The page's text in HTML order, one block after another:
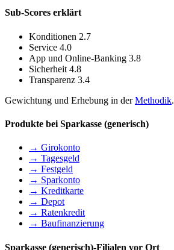
Sub-Scores erklärt
Konditionen 2.7
Service 4.0
App und Online-Banking 3.8
Sicherheit 4.8
Transparenz 3.4
Gewichtung und Erhebung in derMethodik.
Produkte bei Sparkasse (generisch)
→ Girokonto
→ Tagesgeld
→ Festgeld
→ Sparkonto
→ Kreditkarte
→ Depot
→ Ratenkredit
→ Baufinanzierung
Sparkasse (generisch)-Filialen vor Ort